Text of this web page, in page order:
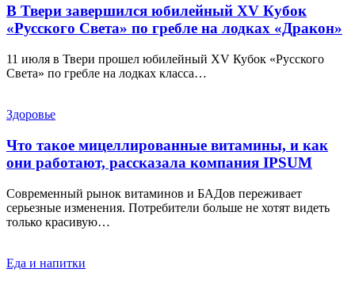
В Твери завершился юбилейный XV Кубок
«Русского Света» по гребле на лодках «Дракон»
11 июля в Твери прошел юбилейный XV Кубок «Русского
Света» по гребле на лодках класса…
Здоровье
Что такое мицеллированные витамины, и как
они работают, рассказала компания IPSUM
Современный рынок витаминов и БАДов переживает
серьезные изменения. Потребители больше не хотят видеть
только красивую…
Еда и напитки